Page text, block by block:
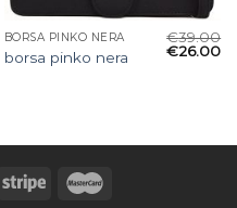
BORSA PINKO NERA
borsa pinko nera
€39.00
€26.00